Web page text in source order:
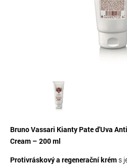
Bruno Vassari Kianty Pate d'Uva
Cream – 200 ml
Protivráskový a regenerační kréms